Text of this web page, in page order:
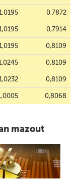
0,7872
0,7914
0,8109
0,8109
0,8109
0,8068
mazout